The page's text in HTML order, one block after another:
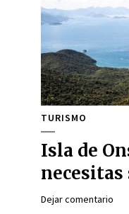
TURISMO
Isla de
necesitas
Dejar comentario